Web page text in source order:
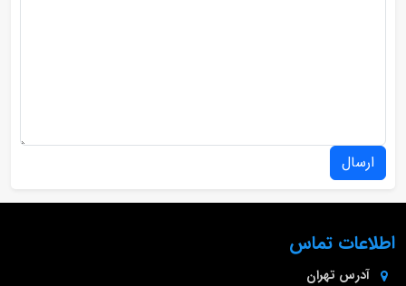
ارسال
اطلاعات تماس
آدرس تهران